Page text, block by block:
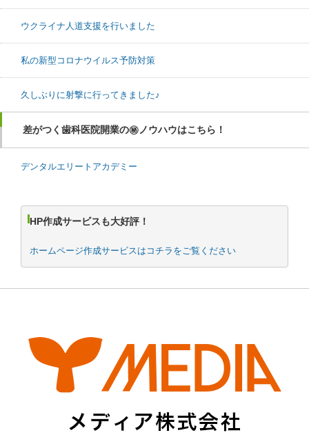
ウクライナ人道支援を行いました
私の新型コロナウイルス予防対策
久しぶりに射撃に行ってきました♪
差がつく歯科医院開業の㊙ノウハウはこちら！
デンタルエリートアカデミー
HP作成サービスも大好評！
ホームページ作成サービスはコチラをご覧ください